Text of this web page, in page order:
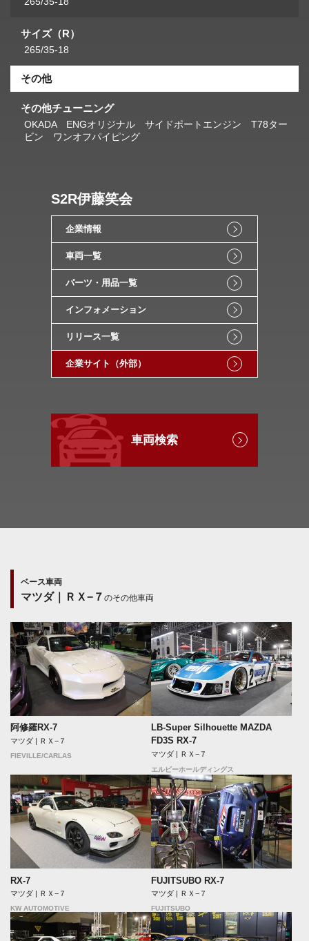
サイズ（R）
265/35-18
その他
その他チューニング
OKADA ENGオリジナル サイドポートエンジン T78ター
ビン ワンオフパイピング
S2R伊藤笑会
企業情報
車両一覧
パーツ・用品一覧
インフォメーション
リリース一覧
企業サイト（外部）
車両検索
ベース車両
マツダ｜ＲＸ−７ のその他車両
阿修羅RX-7
マツダ | ＲＸ−７
FIEVILLE/CARLAS
LB-Super Silhouette MAZDA
FD3S RX-7
マツダ | ＲＸ−７
エルビーホールディングス
RX-7
マツダ | ＲＸ−７
KW AUTOMOTIVE
FUJITSUBO RX-7
マツダ | ＲＸ−７
FUJITSUBO